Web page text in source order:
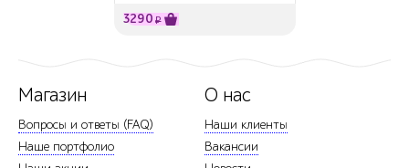
3290 ₽
Магазин
Вопросы и ответы (FAQ)
Наше портфолио
О нас
Наши клиенты
Вакансии